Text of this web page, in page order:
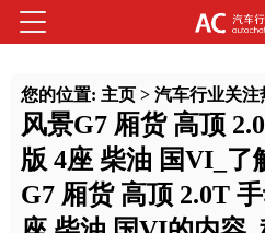
您的位置: 主页> 汽车行业关注
风景G7 厢货 高顶
版 4座 柴油 国VI_了
G7 厢货 高顶 2.0T